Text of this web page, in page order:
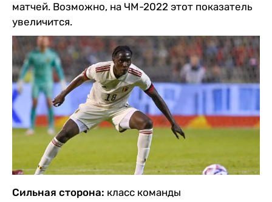
матчей. Возможно, на ЧМ-2022 этот показатель
увеличится.
Сильная сторона: класс команды